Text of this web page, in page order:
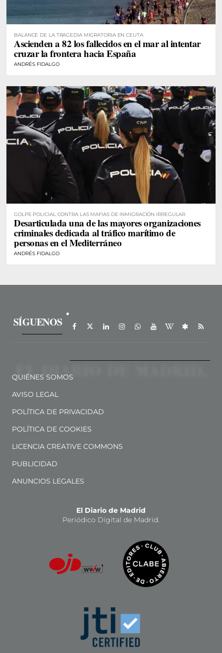
BALANCE DE LA TRAGEDIA MIGRATORIA EN CEUTA
Ascienden a 82 los fallecidos en el mar al intentar
cruzar la frontera hacia España
ANDRÉS FIDALGO
GOLPE POLICIAL CONTRA LAS MAFIAS DE INMIGRACIÓN IRREGULAR
Desarticulada una de las mayores organizaciones
criminales dedicada al tráfico marítimo de
personas en el Mediterráneo
ANDRÉS FIDALGO
SÍGUENOS
QUIÉNES SOMOS
AVISO LEGAL
POLÍTICA DE PRIVACIDAD
POLÍTICA DE COOKIES
LICENCIA CREATIVE COMMONS
PUBLICIDAD
ANUNCIOS LEGALES
El Diario de Madrid
Periódico Digital de Madrid.